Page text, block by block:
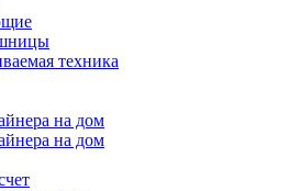
техника
на дом
на дом